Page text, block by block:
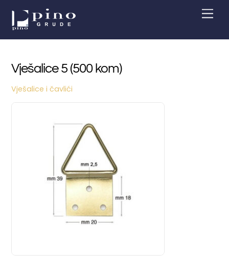
content
Vješalice 5 (500 kom)
Vješalice i čavlići